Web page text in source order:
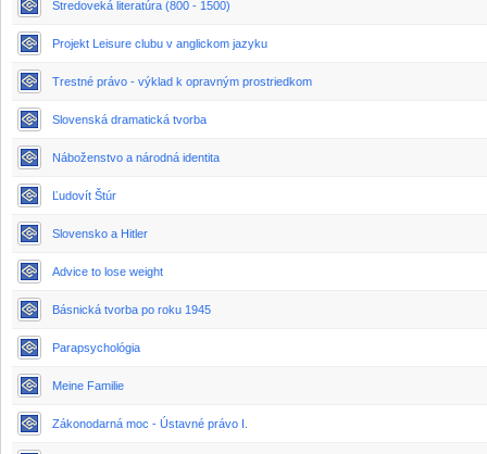
Stredoveká literatúra (800 - 1500)
Projekt Leisure clubu v anglickom jazyku
Trestné právo - výklad k opravným prostriedkom
Slovenská dramatická tvorba
Náboženstvo a národná identita
Ľudovít Štúr
Slovensko a Hitler
Advice to lose weight
Básnická tvorba po roku 1945
Parapsychológia
Meine Familie
Zákonodarná moc - Ústavné právo I.